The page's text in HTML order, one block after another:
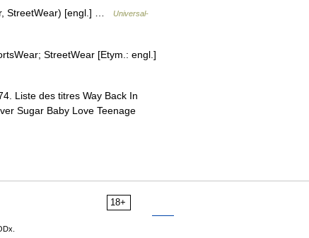
StreetWear) [engl.] …
Universal-
StreetWear [Etym.: engl.]
Liste des titres Way Back In
Sugar Baby Love Teenage
18+